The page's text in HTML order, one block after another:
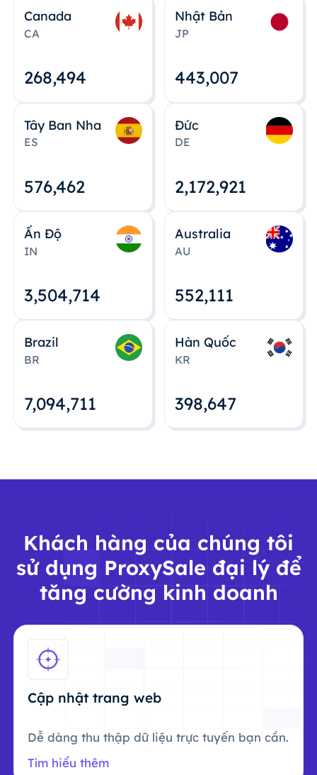
Canada
CA
268,495
Nhật Bản
JP
443,008
Tây Ban Nha
ES
576,463
Đức
DE
2,172,922
Ấn Độ
IN
3,504,715
Australia
AU
552,112
Brazil
BR
7,094,712
Hàn Quốc
KR
398,648
Khách hàng của chúng tôi
sử dụng ProxySale đại lý để
tăng cường kinh doanh
Cập nhật trang web
Dễ dàng thu thập dữ liệu trực tuyến bạn cần.
Tìm hiểu thêm